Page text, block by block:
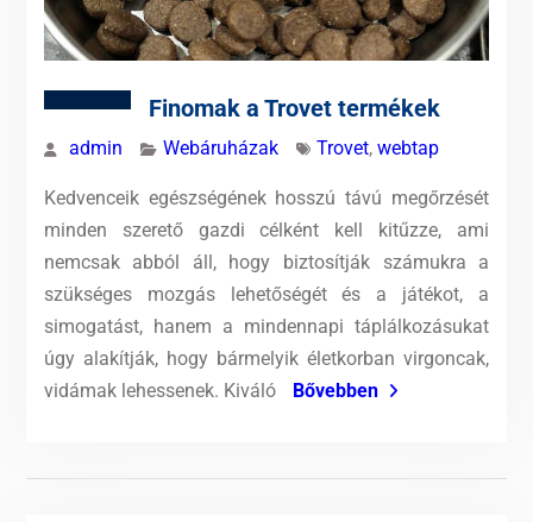
Finomak a Trovet termékek
admin Webáruházak Trovet, webtap
Kedvenceik egészségének hosszú távú megőrzését
minden szerető gazdi célként kell kitűzze, ami
nemcsak abból áll, hogy biztosítják számukra a
szükséges mozgás lehetőségét és a játékot, a
simogatást, hanem a mindennapi táplálkozásukat
úgy alakítják, hogy bármelyik életkorban virgoncak,
vidámak lehessenek. Kiváló
Bővebben